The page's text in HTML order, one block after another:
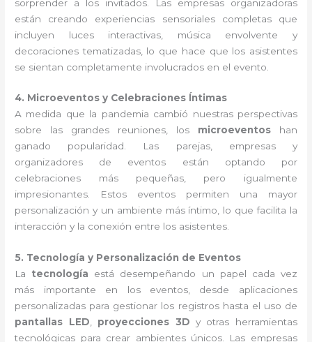
sorprender a los invitados. Las empresas organizadoras
están creando experiencias sensoriales completas que
incluyen luces interactivas, música envolvente y
decoraciones tematizadas, lo que hace que los asistentes
se sientan completamente involucrados en el evento.
4. Microeventos y Celebraciones Íntimas
A medida que la pandemia cambió nuestras perspectivas
sobre las grandes reuniones, los microeventoshan
ganado popularidad. Las parejas, empresas y
organizadores de eventos están optando por
celebraciones más pequeñas, pero igualmente
impresionantes. Estos eventos permiten una mayor
personalización y un ambiente más íntimo, lo que facilita la
interacción y la conexión entre los asistentes.
5. Tecnología y Personalización de Eventos
La tecnología está desempeñando un papel cada vez
más importante en los eventos, desde aplicaciones
personalizadas para gestionar los registros hasta el uso de
pantallas LED, proyecciones 3D y otras herramientas
tecnológicas para crear ambientes únicos. Las empresas